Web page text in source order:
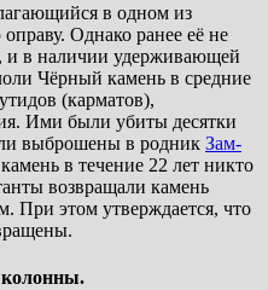
в одном из
Однако ранее её не
в наличии удерживающей
Чёрный камень в средние
(карматов),
Ими были убиты десятки
выброшены в родник Зам-
в течение 22 лет никто
возвращали камень
При этом утверждается, что